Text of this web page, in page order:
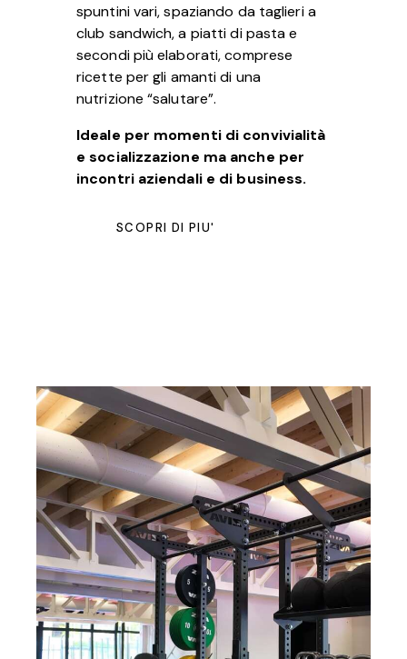
spuntini vari, spaziando da taglieri a
club sandwich, a piatti di pasta e
secondi più elaborati, comprese
ricette per gli amanti di una
nutrizione “salutare”.
Ideale per momenti di convivialità
e socializzazione ma anche per
incontri aziendali e di business.
SCOPRI DI PIU'